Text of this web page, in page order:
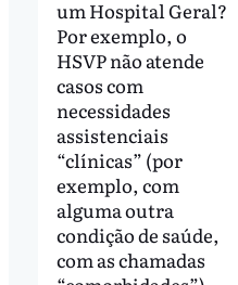
um Hospital Geral?
Por exemplo, o
HSVP não atende
casos com
necessidades
assistenciais
“clínicas” (por
exemplo, com
alguma outra
condição de saúde,
com as chamadas